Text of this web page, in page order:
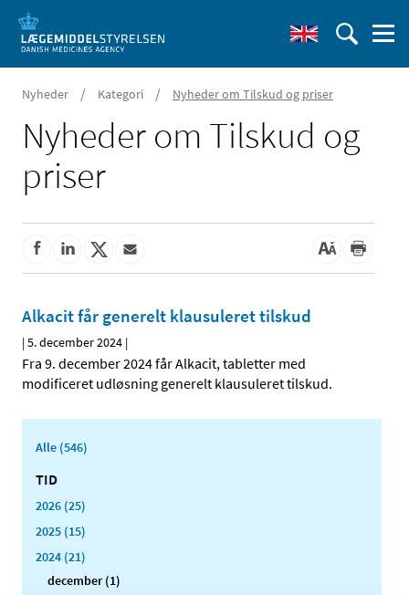
Nyheder / Kategori / Nyheder om Tilskud og priser
Nyheder om Tilskud og
priser
Alkacit får generelt klausuleret tilskud
|5. december 2024 |
Fra 9. december 2024 får Alkacit, tabletter med
modificeret udløsning generelt klausuleret tilskud.
Alle (546)
TID
2026 (25)
2025 (15)
2024 (21)
december (1)